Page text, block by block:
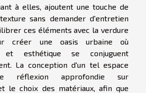
à elles, ajoutent une touche de
sans demander d'entretien
ces éléments avec la verdure
créer une oasis urbaine où
et esthétique se conjuguent
La conception d'un tel espace
réflexion approfondie sur
le choix des matériaux, afin que